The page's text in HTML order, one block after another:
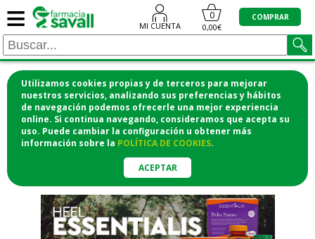
Utilizamos cookies propias y de terceros para mejorar
nuestros servicios, analizando sus preferencias y hábitos
de navegación podemos ofrecerle una mejor experiencia
online. Si continua navegando, consideramos que acepta su
uso. Puede cambiar la configuración u obtener más
información sobre la POLÍTICA DE COOKIES.
ACEPTAR
≡ MI CUENTA
0
0,00€
COMPRAR
¡COMPRA CÓMODAMENTE
DESDE CASA Y RECOGE EN LA
FARMACIA!o si lo prefieres te lo mandamos
a casa